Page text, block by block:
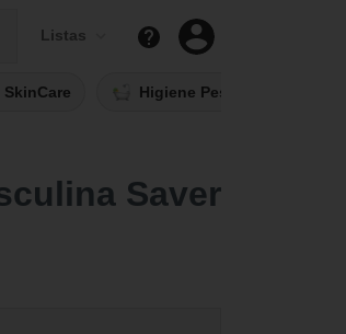
Listas
SkinCare Higiene Pessoal
Saver